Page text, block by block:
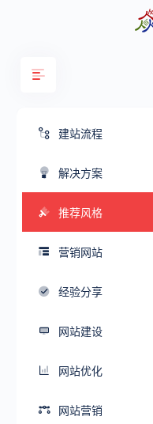
建站流程
解决方案
推荐风格
营销网站
经验分享
网站建设
网站优化
网站营销